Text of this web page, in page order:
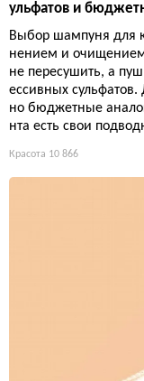
ульфатов и
Выбор шампуня для
нением и
не пересушить, а
ессивных
но бюджетные
нта есть свои
Красота 10 866